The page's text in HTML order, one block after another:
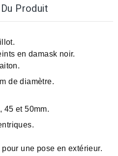
Produit
en damask noir.
de diamètre.
45 et 50mm.
une pose en extérieur.